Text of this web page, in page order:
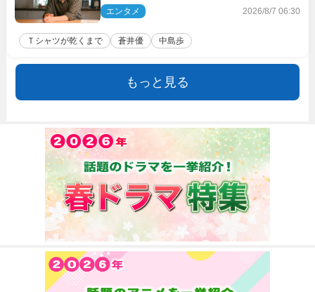
しあえる関係に
エンタメ 2026/8/7 06:30
Ｔシャツが乾くまで 蒼井優 中島歩
もっと見る